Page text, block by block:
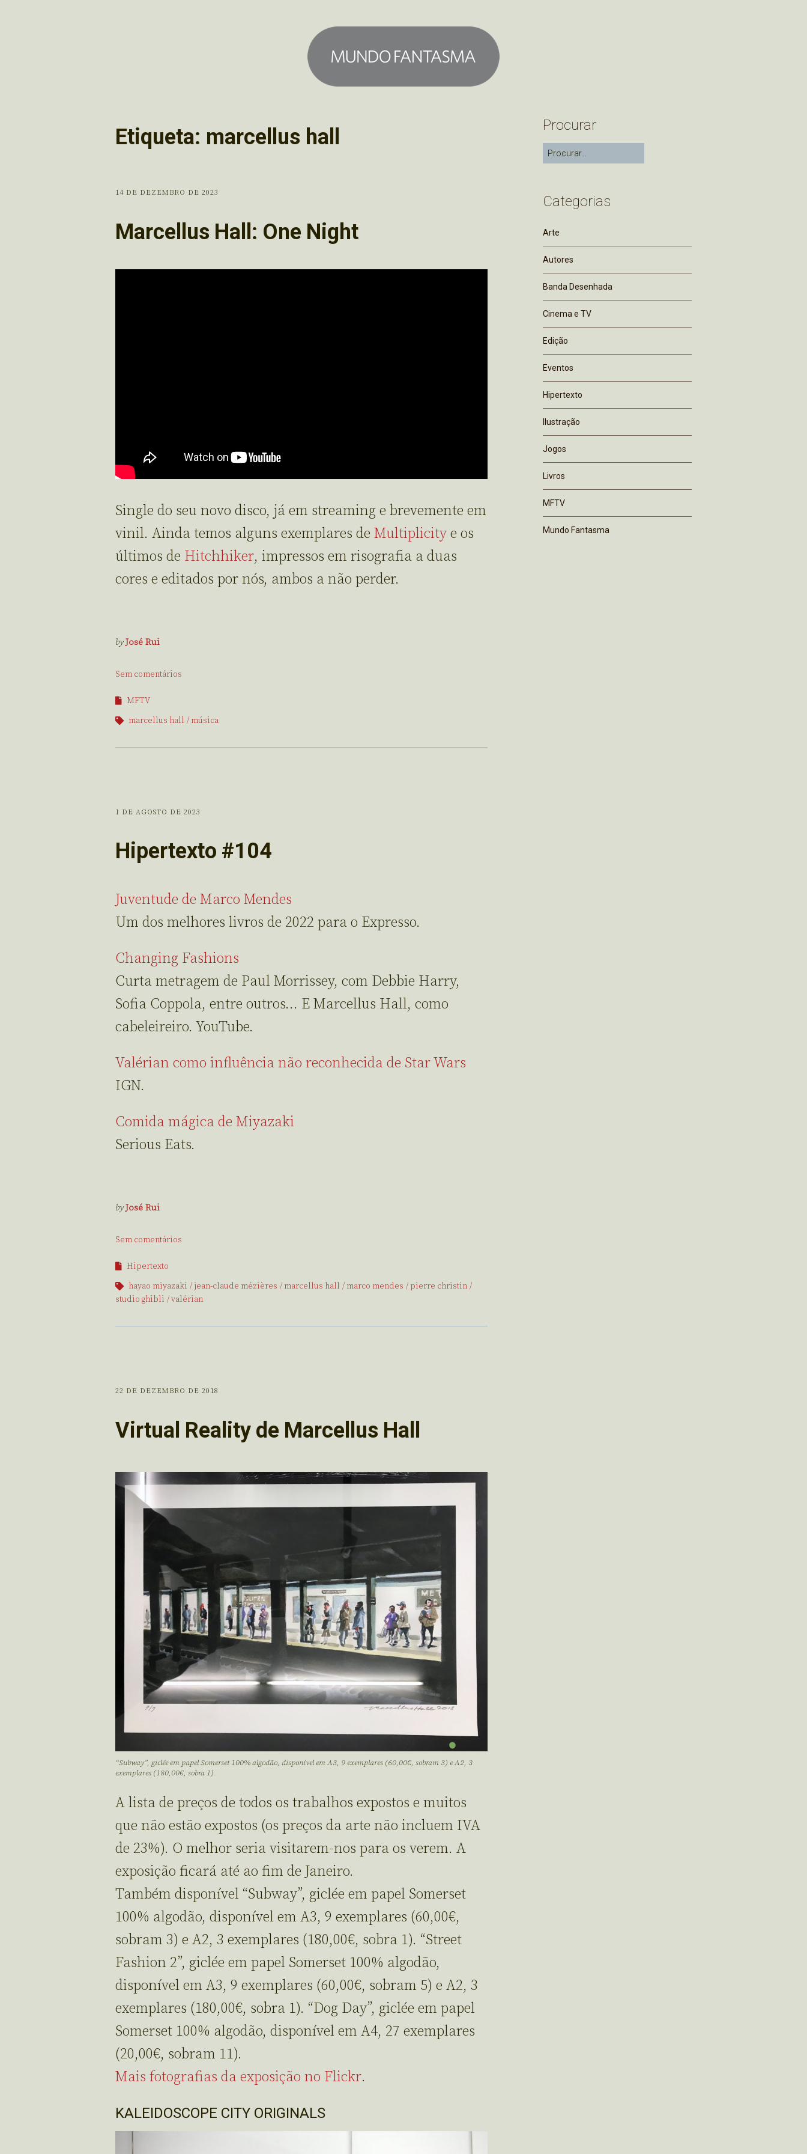
Etiqueta: marcellus hall
14 DE DEZEMBRO DE 2023
Marcellus Hall: One Night
Single do seu novo disco, já em streaming e brevemente em
vinil. Ainda temos alguns exemplares de Multiplicity e os
últimos de Hitchhiker, impressos em risografia a duas
cores e editados por nós, ambos a não perder.
byJosé Rui
Sem comentários
MFTV
marcellus hall
música
1 DE AGOSTO DE 2023
Hipertexto #104
Juventude de Marco Mendes
Um dos melhores livros de 2022 para o Expresso.
Changing Fashions
Curta metragem de Paul Morrissey, com Debbie Harry,
Sofia Coppola, entre outros… E Marcellus Hall, como
cabeleireiro. YouTube.
Valérian como influência não reconhecida de Star Wars
IGN.
Comida mágica de Miyazaki
Serious Eats.
byJosé Rui
Sem comentários
Hipertexto
hayao miyazaki
jean-claude mézières marcellus hall marco mendes
pierre christin
studio ghibli
valérian
22 DE DEZEMBRO DE 2018
Virtual Reality de Marcellus Hall
“Subway”, giclée em papel Somerset 100% algodão, disponível em A3, 9 exemplares (60,00€, sobram 3) e A2, 3
exemplares (180,00€, sobra 1).
A lista de preços de todos os trabalhos expostos e muitos
que não estão expostos (os preços da arte não incluem IVA
de 23%). O melhor seria visitarem-nos para os verem. A
exposição ficará até ao fim de Janeiro.
Também disponível “Subway”, giclée em papel Somerset
100% algodão, disponível em A3, 9 exemplares (60,00€,
sobram 3) e A2, 3 exemplares (180,00€, sobra 1). “Street
Fashion 2”, giclée em papel Somerset 100% algodão,
disponível em A3, 9 exemplares (60,00€, sobram 5) e A2, 3
exemplares (180,00€, sobra 1). “Dog Day”, giclée em papel
Somerset 100% algodão, disponível em A4, 27 exemplares
(20,00€, sobram 11).
Mais fotografias da exposição no Flickr.
KALEIDOSCOPE CITY ORIGINALS
Procurar
Categorias
Arte
Autores
Banda Desenhada
Cinema e TV
Edição
Eventos
Hipertexto
Ilustração
Jogos
Livros
MFTV
Mundo Fantasma